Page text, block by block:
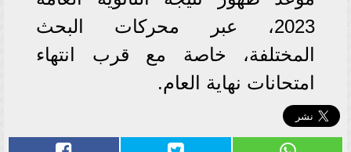
2023، عبر محركات البحث
المختلفة، خاصة مع قرب انتهاء
امتحانات نهاية العام.